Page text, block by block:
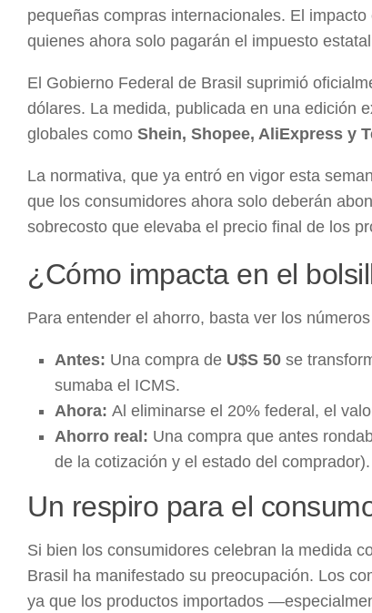
pequeñas compras internacionales. El
quienes ahora solo pagarán el impuesto
El Gobierno Federal de Brasil suprimió
dólares. La medida, publicada en una edición
globales como Shein, Shopee, AliExpress y
La normativa, que ya entró en vigor esta
que los consumidores ahora solo deberán
sobrecosto que elevaba el precio final de los
¿Cómo impacta en el
Para entender el ahorro, basta ver los
Antes: Una compra de U$S 50 se
sumaba el ICMS.
Ahora: Al eliminarse el 20% federal, el
Ahorro real: Una compra que antes
de la cotización y el estado del comprador).
Un respiro para el
Si bien los consumidores celebran la medida
Brasil ha manifestado su preocupación. Los
ya que los productos importados